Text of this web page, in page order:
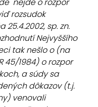
rozsudok
25.4.2002, sp. zn.
Nejvyššího
tak nešlo o (na
45/1984) o rozpor
a súdy sa
dôkazov (t.j.
venovali